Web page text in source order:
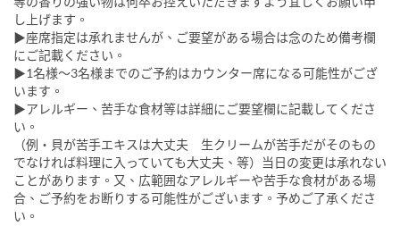
し上げます。
▶座席指定は承れませんが、ご要望がある場合は念のため備考欄
にご記載ください。
▶1名様～3名様までのご予約はカウンター席になる可能性がござ
います。
▶アレルギー、苦手な食材等は詳細にご要望欄に記載してくださ
い。
（例・貝が苦手エキスは大丈夫 生クリームが苦手だがそのもの
でなければ料理に入っていても大丈夫、等）当日の変更は承れない
ことがあります。又、広範囲なアレルギーや苦手な食材がある場
合、ご予約をお断りする可能性がございます。予めご了承くださ
い。